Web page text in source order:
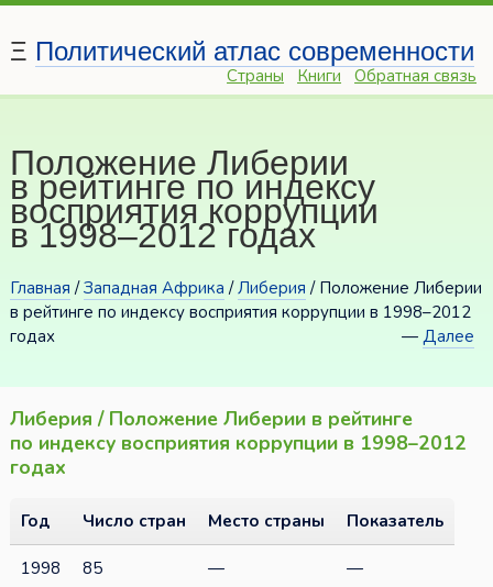
Ξ Политический атлас современности
Страны Книги Обратная связь
Положение Либерии
в рейтинге по индексу
восприятия коррупции
в 1998–2012 годах
Главная /Западная Африка /Либерия / Положение Либерии
в рейтинге по индексу восприятия коррупции в 1998–2012
годах
—Далее
Либерия / Положение Либерии в рейтинге
по индексу восприятия коррупции в 1998–2012
годах
Год Число стран Место страны Показатель
1998 85 — —